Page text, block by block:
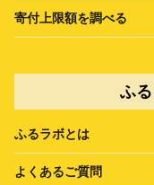
寄付上限額を調べる
ふ
ふるラボとは
よくあるご質問